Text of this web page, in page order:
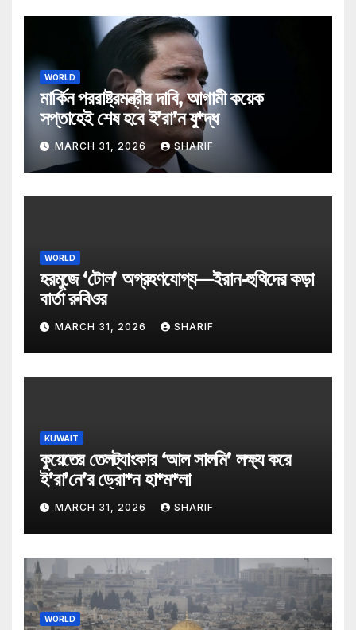
WORLD
মার্কিন পররাষ্ট্রমন্ত্রীর দাবি, আগামী কয়েক
সপ্তাহেই শেষ হবে ই’রা’ন যু*দ্ধ
MARCH 31, 2026 SHARIF
WORLD
হরমুজে ‘টোল’ অগ্রহণযোগ্য—ইরান-হুথিদের কড়া
বার্তা রুবিওর
MARCH 31, 2026 SHARIF
KUWAIT
কুয়েতের তেলট্যাংকার ‘আল সালমি’ লক্ষ্য করে
ই’রা’নে’র ড্রো*ন হা*ম*লা
MARCH 31, 2026 SHARIF
WORLD